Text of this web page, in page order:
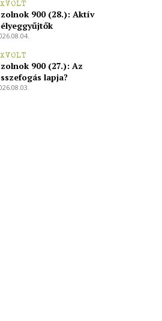
900 (28.): Aktív
900 (27.): Az
lapja?